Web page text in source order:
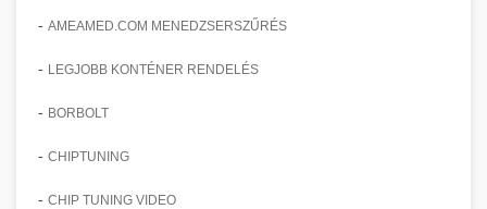
- AMEAMED.COM MENEDZSERSZŰRÉS
- LEGJOBB KONTÉNER RENDELÉS
- BORBOLT
- CHIPTUNING
- CHIP TUNING VIDEO